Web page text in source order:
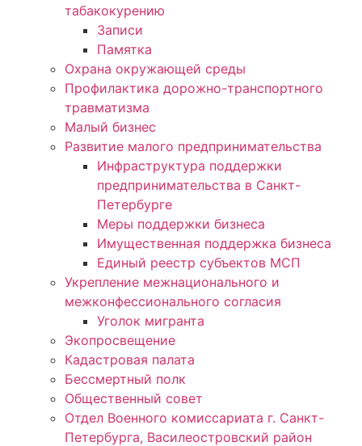
табакокурению
Записи
Памятка
Охрана окружающей среды
Профилактика дорожно-транспортного
травматизма
Малый бизнес
Развитие малого предпринимательства
Инфраструктура поддержки
предпринимательства в Санкт-
Петербурге
Меры поддержки бизнеса
Имущественная поддержка бизнеса
Единый реестр субъектов МСП
Укрепление межнационального и
межконфессионального согласия
Уголок мигранта
Экопросвещение
Кадастровая палата
Бессмертный полк
Общественный совет
Отдел Военного комиссариата г. Санкт-
Петербурга, Василеостровский район